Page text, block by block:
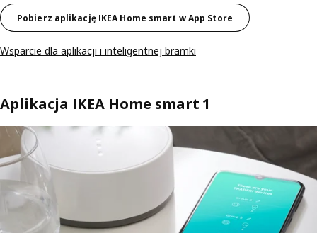
Pobierz aplikację IKEA Home smart w App Store
Wsparcie dla aplikacji i inteligentnej bramki
Aplikacja IKEA Home smart 1